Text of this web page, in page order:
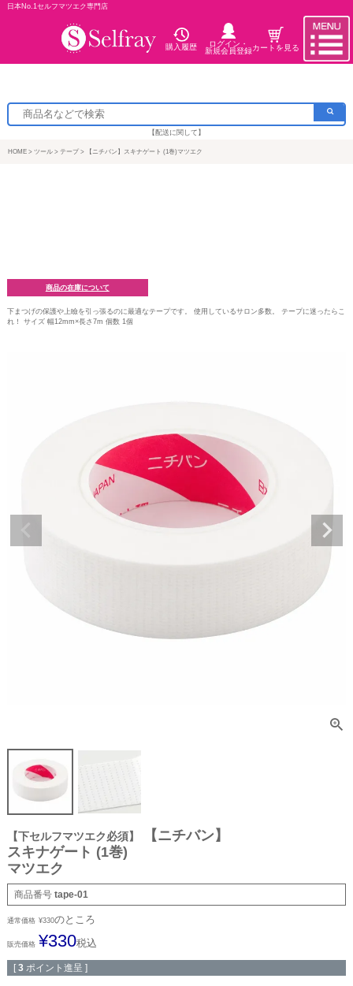
日本No.1セルフマツエク専門店
購入履歴
ログイン・
新規会員登録カートを見る
【配送に関して】
HOME ツール テープ 【ニチバン】スキナゲート (1巻)マツエク
商品の在庫について
下まつげの保護や上瞼を引っ張るのに最適なテープです。 使用しているサロン多数。 テープに迷ったらこ
れ！ サイズ 幅12mm×長さ7m 個数 1個
【下セルフマツエク必須】
【ニチバン】
スキナゲート (1巻)
マツエク
商品番号 tape-01
通常価格 ¥330のところ
販売価格 ¥330税込
[ 3 ポイント進呈 ]